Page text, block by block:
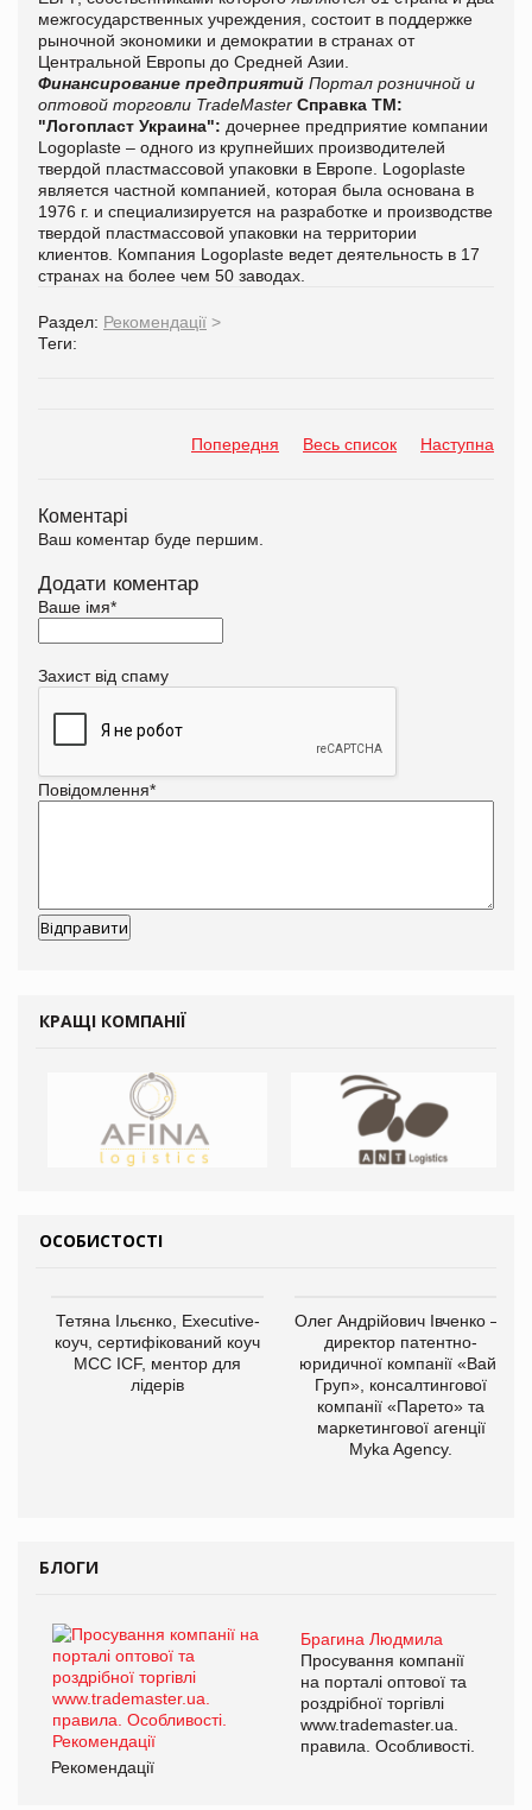
межгосударственных учреждения, состоит в поддержке
рыночной экономики и демократии в странах от
Центральной Европы до Средней Азии.
Финансирование предприятий Портал розничной и
оптовой торговли TradeMaster Справка ТМ:
"Логопласт Украина": дочернее предприятие компании
Logoplaste – одного из крупнейших производителей
твердой пластмассовой упаковки в Европе. Logoplaste
является частной компанией, которая была основана в
1976 г. и специализируется на разработке и производстве
твердой пластмассовой упаковки на территории
клиентов. Компания Logoplaste ведет деятельность в 17
странах на более чем 50 заводах.
Раздел: Рекомендації >
Теги:
Попередня Весь список Наступна
Коментарі
Ваш коментар буде першим.
Додати коментар
Ваше імя*
Захист від спаму
Повідомлення*
КРАЩІ КОМПАНІЇ
ОСОБИСТОСТІ
Тетяна Ільєнко, Executive-
коуч, сертифікований коуч
МСС ICF, ментор для
лідерів
Олег Андрійович Івченко —
директор патентно-
юридичної компанії «Вайз
Груп», консалтингової
компанії «Парето» та
маркетингової агенції
Myka Agency.
БЛОГИ
Брагина Людмила
Просування компанії
на порталі оптової та
роздрібної торгівлі
www.trademaster.ua.
правила. Особливості.
Рекомендації